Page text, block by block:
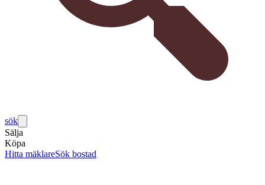
sök
Sälja
Köpa
Hitta mäklareSök bostad